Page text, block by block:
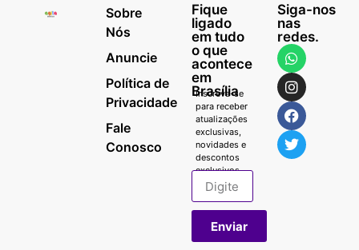
Sobre
Nós
Anuncie
Política de
Privacidade
Fale
Conosco
Fique
ligado
em tudo
o que
acontece
em
Brasília
Inscreva-se
para receber
atualizações
exclusivas,
novidades e
descontos
exclusivos.
Enviar
Siga-nos
nas
redes.